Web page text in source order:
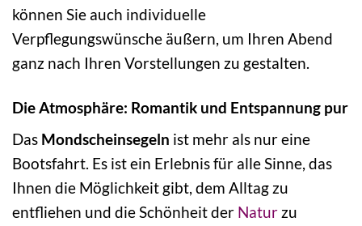
können Sie auch individuelle
Verpflegungswünsche äußern, um Ihren Abend
ganz nach Ihren Vorstellungen zu gestalten.
Die Atmosphäre: Romantik und Entspannung pur
Das Mondscheinsegeln ist mehr als nur eine
Bootsfahrt. Es ist ein Erlebnis für alle Sinne, das
Ihnen die Möglichkeit gibt, dem Alltag zu
entfliehen und die Schönheit der Natur zu